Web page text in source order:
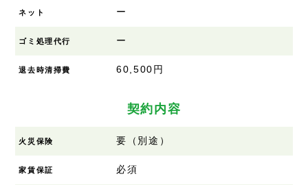
ネット ー
ゴミ処理代行 ー
退去時清掃費 60,500円
契約内容
火災保険 要（別途）
家賃保証 必須